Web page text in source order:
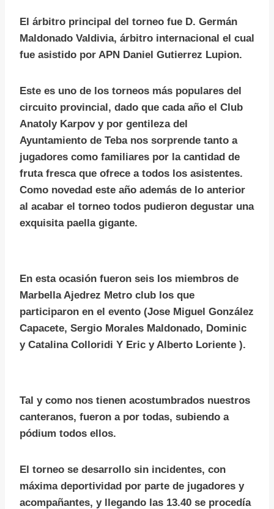
El árbitro principal del torneo fue D. Germán
Maldonado Valdivia, árbitro internacional el cual
fue asistido por APN Daniel Gutierrez Lupion.
Este es uno de los torneos más populares del
circuito provincial, dado que cada año el Club
Anatoly Karpov y por gentileza del
Ayuntamiento de Teba nos sorprende tanto a
jugadores como familiares por la cantidad de
fruta fresca que ofrece a todos los asistentes.
Como novedad este año además de lo anterior
al acabar el torneo todos pudieron degustar una
exquisita paella gigante.
En esta ocasión fueron seis los miembros de
Marbella Ajedrez Metro club los que
participaron en el evento (Jose Miguel González
Capacete, Sergio Morales Maldonado, Dominic
y Catalina Colloridi Y Eric y Alberto Loriente ).
Tal y como nos tienen acostumbrados nuestros
canteranos, fueron a por todas, subiendo a
pódium todos ellos.
El torneo se desarrollo sin incidentes, con
máxima deportividad por parte de jugadores y
acompañantes, y llegando las 13.40 se procedía